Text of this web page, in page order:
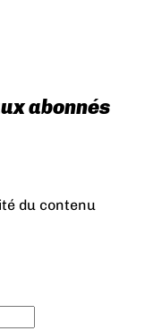
abonnés
du contenu